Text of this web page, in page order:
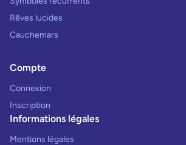
Rêves lucides
Cauchemars
Compte
Connexion
Inscription
Informations légales
Mentions légales